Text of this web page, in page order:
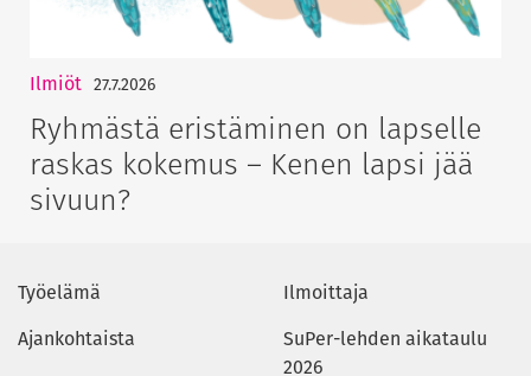
Ilmiöt 27.7.2026
Ryhmästä eristäminen on lapselle
raskas kokemus – Kenen lapsi jää
sivuun?
Työelämä
Ajankohtaista
Ilmoittaja
SuPer-lehden aikataulu
2026